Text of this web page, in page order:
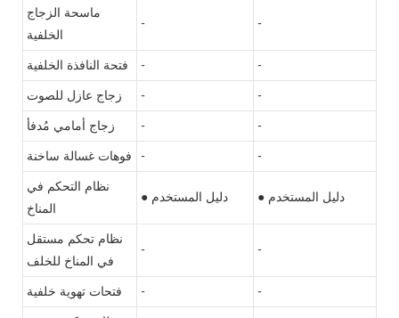
ماسحة الزجاج
الخلفية
- -
فتحة النافذة الخلفية -
-
زجاج عازل للصوت
-
-
زجاج أمامي مُدفأ
-
-
فوهات غسالة ساخنة
-
-
نظام التحكم في
المناخ
● دليل المستخدم ● دليل المستخدم
نظام تحكم مستقل
في المناخ للخلف
- -
فتحات تهوية خلفية -
-